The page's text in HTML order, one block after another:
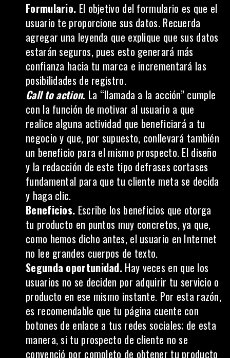
Formulario. El objetivo del formulario es que el
usuario te proporcione sus datos. Recuerda
agregar una leyenda que explique que sus datos
estarán seguros, pues esto generará más
confianza hacia tu marca e incrementará las
posibilidades de registro.
Call to action. La “llamada a la acción” cumple
con la función de motivar al usuario a que
realice alguna actividad que beneficiará a tu
negocio y que, por supuesto, conllevará también
un beneficio para el mismo prospecto. El diseño
y la redacción de este tipo defrases cortases
fundamental para que tu cliente meta se decida
y haga clic.
Beneficios. Escribe los beneficios que otorga
tu producto en puntos muy concretos, ya que,
como hemos dicho antes, el usuario en Internet
no lee grandes cuerpos de texto.
Segunda oportunidad. Hay veces en que los
usuarios no se deciden por adquirir tu servicio o
producto en ese mismo instante. Por esta razón,
es recomendable que tu página cuente con
botones de enlace a tus redes sociales; de esta
manera, si tu prospecto de cliente no se
convenció por completo de obtener tu producto